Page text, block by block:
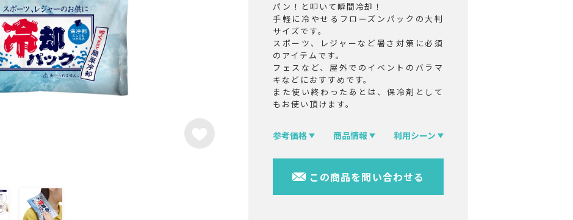
パン！と叩いて瞬間冷却！
手軽に冷やせるフローズンパックの大判
サイズです。
スポーツ、レジャーなど暑さ対策に必須
のアイテムです。
フェスなど、屋外でのイベントのバラマ
キなどにおすすめです。
また使い終わったあとは、保冷剤として
もお使い頂けます。
参考価格 商品情報 利用シーン
この商品を問い合わせる